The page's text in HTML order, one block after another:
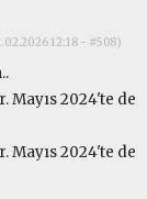
12:18 - #508)
Mayıs 2024'te de
Mayıs 2024'te de